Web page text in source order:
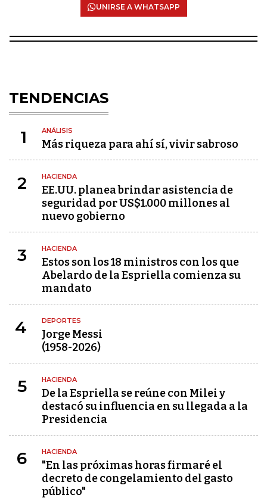
UNIRSE A WHATSAPP
TENDENCIAS
1 ANÁLISIS
Más riqueza para ahí sí, vivir sabroso
2 HACIENDA
EE.UU. planea brindar asistencia de
seguridad por US$1.000 millones al
nuevo gobierno
3 HACIENDA
Estos son los 18 ministros con los que
Abelardo de la Espriella comienza su
mandato
4 DEPORTES
Jorge Messi
(1958-2026)
5 HACIENDA
De la Espriella se reúne con Milei y
destacó su influencia en su llegada a la
Presidencia
6 HACIENDA
"En las próximas horas firmaré el
decreto de congelamiento del gasto
público"